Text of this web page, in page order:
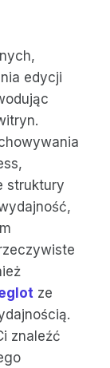
edycji
struktury
ze
znaleźć